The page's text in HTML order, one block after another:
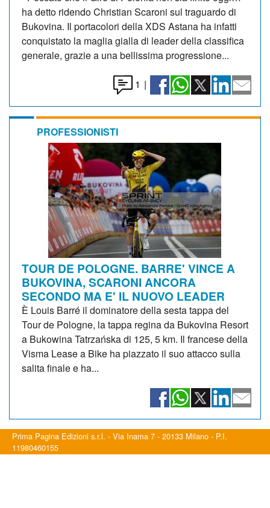
ha detto ridendo Christian Scaroni sul traguardo di
Bukovina. Il portacolori della XDS Astana ha infatti
conquistato la maglia gialla di leader della classifica
generale, grazie a una bellissima progressione...
1 |
PROFESSIONISTI
TOUR DE POLOGNE. BARRE' VINCE A
BUKOVINA, SCARONI ANCORA
SECONDO MA E' IL NUOVO LEADER
È Louis Barré il dominatore della sesta tappa del
Tour de Pologne, la tappa regina da Bukovina Resort
a Bukowina Tatrzańska di 125, 5 km. Il francese della
Visma Lease a Bike ha piazzato il suo attacco sulla
salita finale e ha...
Prima Pagina Edizioni s.r.l. - Via Inama 7 - 20133 Milano - P.I.
11980460155